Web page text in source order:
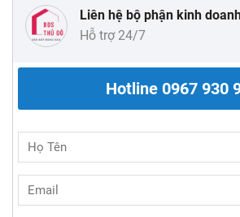
Liên hệ bộ phận kinh
Hỗ trợ 24/7
Hotline 0967 930